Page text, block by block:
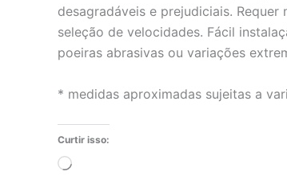
desagradáveis e prejudiciais.
seleção de velocidades. Fácil
poeiras abrasivas ou variações
* medidas aproximadas sujeitas a
Curtir isso:
Carregando...